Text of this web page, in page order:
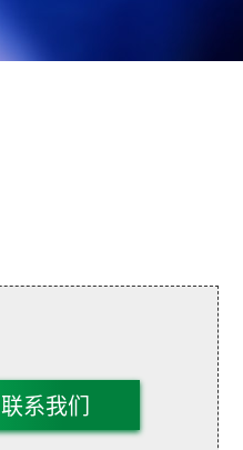
联系我们